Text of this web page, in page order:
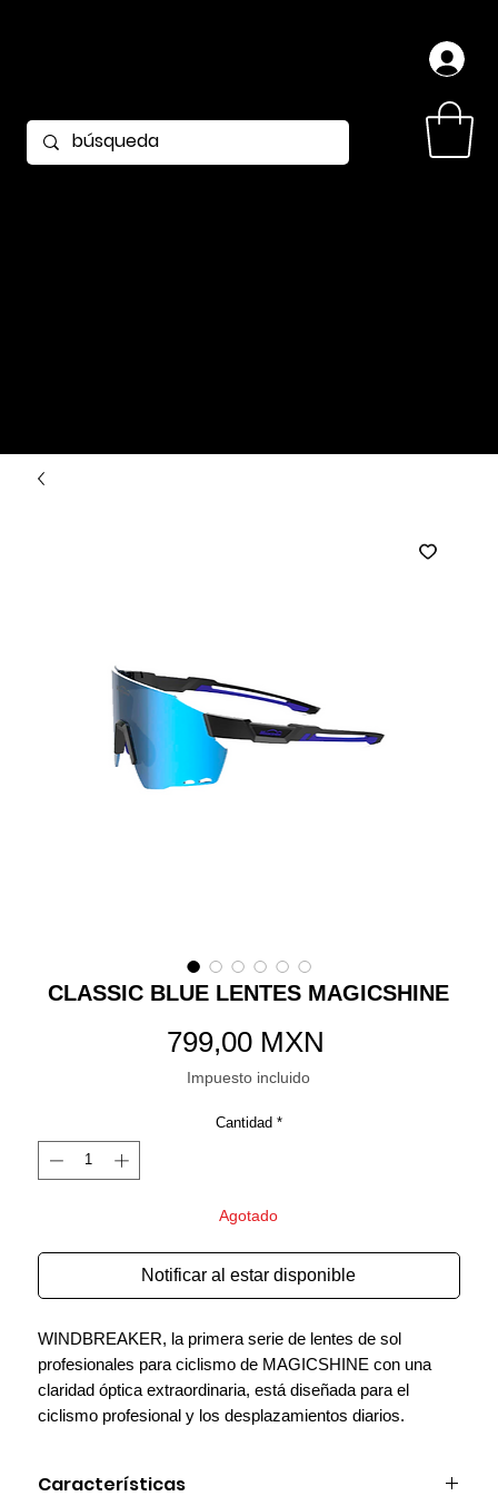
CLASSIC BLUE LENTES MAGICSHINE
799,00 MXN
Impuesto incluido
Cantidad *
Agotado
Notificar al estar disponible
WINDBREAKER, la primera serie de lentes de sol
profesionales para ciclismo de MAGICSHINE con una
claridad óptica extraordinaria, está diseñada para el
ciclismo profesional y los desplazamientos diarios.
Características